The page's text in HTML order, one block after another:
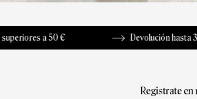
€ Devolución hasta 30 días
Registrate